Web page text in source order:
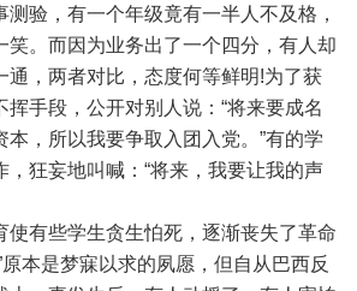
测验，有一个年级竟有一半人不及格，
笑。而因为业务出了一个四分，有人却
通，两者对比，态度何等鲜明!为了获
手段，公开对别人说：“将来要成名
本，所以我要争取入团入党。”有的学
，狂妄地叫喊：“将来，我要让我的声
有些学生贪生怕死，逐渐丧失了革命
原本是梦寐以求的夙愿，但自从巴西反